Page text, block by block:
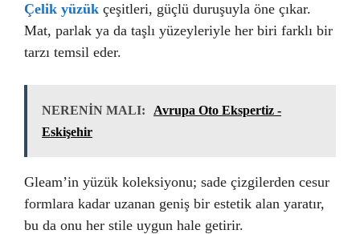
Çelik yüzük çeşitleri, güçlü duruşuyla öne çıkar.
Mat, parlak ya da taşlı yüzeyleriyle her biri farklı bir
tarzı temsil eder.
NERENİN MALI:
Avrupa Oto Ekspertiz -
Eskişehir
Gleam’in yüzük koleksiyonu; sade çizgilerden cesur
formlara kadar uzanan geniş bir estetik alan yaratır,
bu da onu her stile uygun hale getirir.